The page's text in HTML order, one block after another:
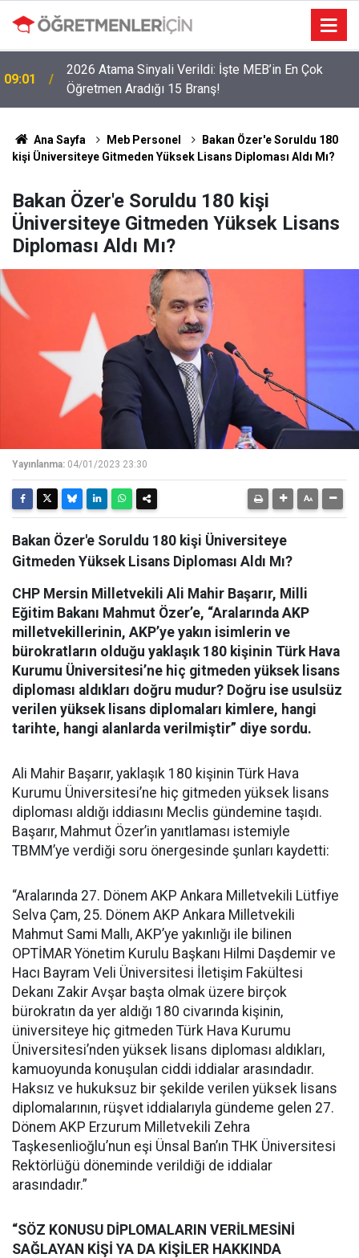
09:01
2026 Atama Sinyali Verildi: İşte MEB’in En Çok
Öğretmen Aradığı 15 Branş!
Ana Sayfa Meb Personel
Bakan Özer'e Soruldu 180
kişi Üniversiteye Gitmeden Yüksek Lisans Diploması Aldı Mı?
Bakan Özer'e Soruldu 180 kişi
Üniversiteye Gitmeden Yüksek Lisans
Diploması Aldı Mı?
Yayınlanma: 04/01/2023 23:30
Bakan Özer'e Soruldu 180 kişi Üniversiteye
Gitmeden Yüksek Lisans Diploması Aldı Mı?
CHP Mersin Milletvekili Ali Mahir Başarır, Milli
Eğitim Bakanı Mahmut Özer’e, “Aralarında AKP
milletvekillerinin, AKP’ye yakın isimlerin ve
bürokratların olduğu yaklaşık 180 kişinin Türk Hava
Kurumu Üniversitesi’ne hiç gitmeden yüksek lisans
diploması aldıkları doğru mudur? Doğru ise usulsüz
verilen yüksek lisans diplomaları kimlere, hangi
tarihte, hangi alanlarda verilmiştir” diye sordu.
Ali Mahir Başarır, yaklaşık 180 kişinin Türk Hava
Kurumu Üniversitesi’ne hiç gitmeden yüksek lisans
diploması aldığı iddiasını Meclis gündemine taşıdı.
Başarır, Mahmut Özer’in yanıtlaması istemiyle
TBMM’ye verdiği soru önergesinde şunları kaydetti:
“Aralarında 27. Dönem AKP Ankara Milletvekili Lütfiye
Selva Çam, 25. Dönem AKP Ankara Milletvekili
Mahmut Sami Mallı, AKP’ye yakınlığı ile bilinen
OPTİMAR Yönetim Kurulu Başkanı Hilmi Daşdemir ve
Hacı Bayram Veli Üniversitesi İletişim Fakültesi
Dekanı Zakir Avşar başta olmak üzere birçok
bürokratın da yer aldığı 180 civarında kişinin,
üniversiteye hiç gitmeden Türk Hava Kurumu
Üniversitesi’nden yüksek lisans diploması aldıkları,
kamuoyunda konuşulan ciddi iddialar arasındadır.
Haksız ve hukuksuz bir şekilde verilen yüksek lisans
diplomalarının, rüşvet iddialarıyla gündeme gelen 27.
Dönem AKP Erzurum Milletvekili Zehra
Taşkesenlioğlu’nun eşi Ünsal Ban’ın THK Üniversitesi
Rektörlüğü döneminde verildiği de iddialar
arasındadır.”
“SÖZ KONUSU DİPLOMALARIN VERİLMESİNİ
SAĞLAYAN KİŞİ YA DA KİŞİLER HAKKINDA